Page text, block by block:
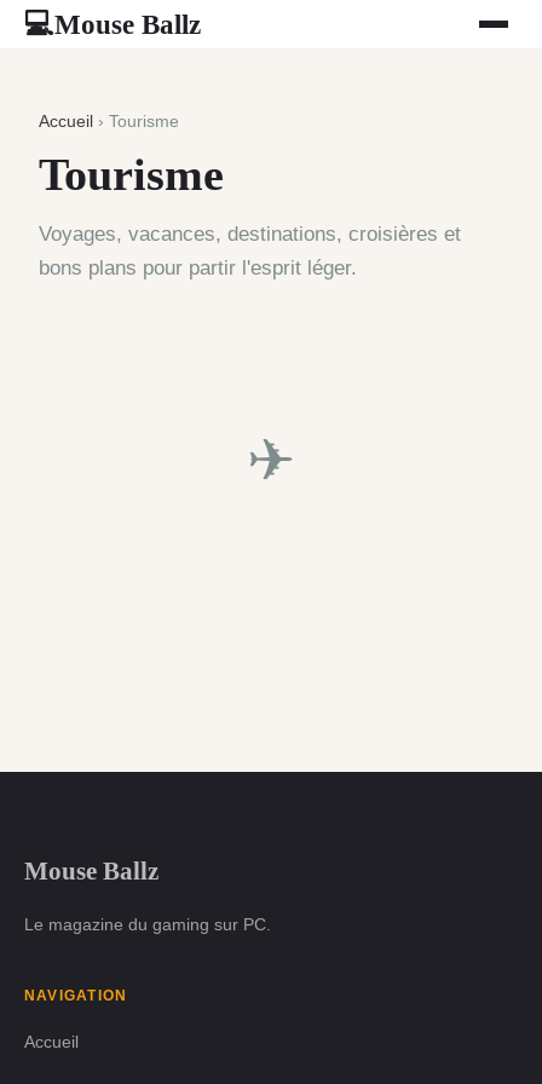
💻Mouse Ballz
Accueil › Tourisme
Tourisme
Voyages, vacances, destinations, croisières et
bons plans pour partir l'esprit léger.
✈
Mouse Ballz
Le magazine du gaming sur PC.
NAVIGATION
Accueil